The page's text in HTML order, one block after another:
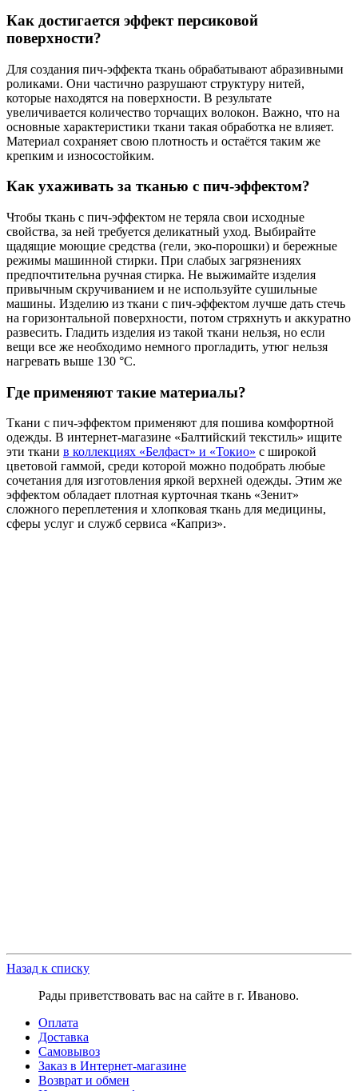
Как достигается эффект персиковой
поверхности?
Для создания пич-эффекта ткань обрабатывают абразивными
роликами. Они частично разрушают структуру нитей,
которые находятся на поверхности. В результате
увеличивается количество торчащих волокон. Важно, что на
основные характеристики ткани такая обработка не влияет.
Материал сохраняет свою плотность и остаётся таким же
крепким и износостойким.
Как ухаживать за тканью с пич-эффектом?
Чтобы ткань с пич-эффектом не теряла свои исходные
свойства, за ней требуется деликатный уход. Выбирайте
щадящие моющие средства (гели, эко-порошки) и бережные
режимы машинной стирки. При слабых загрязнениях
предпочтительна ручная стирка. Не выжимайте изделия
привычным скручиванием и не используйте сушильные
машины. Изделию из ткани с пич-эффектом лучше дать стечь
на горизонтальной поверхности, потом стряхнуть и аккуратно
развесить. Гладить изделия из такой ткани нельзя, но если
вещи все же необходимо немного прогладить, утюг нельзя
нагревать выше 130 °С.
Где применяют такие материалы?
Ткани с пич-эффектом применяют для пошива комфортной
одежды. В интернет-магазине «Балтийский текстиль» ищите
эти ткани в коллекциях «Белфаст» и «Токио» с широкой
цветовой гаммой, среди которой можно подобрать любые
сочетания для изготовления яркой верхней одежды. Этим же
эффектом обладает плотная курточная ткань «Зенит»
сложного переплетения и хлопковая ткань для медицины,
сферы услуг и служб сервиса «Каприз».
Назад к списку
Рады приветствовать вас на сайте в г. Иваново.
Оплата
Доставка
Самовывоз
Заказ в Интернет-магазине
Возврат и обмен